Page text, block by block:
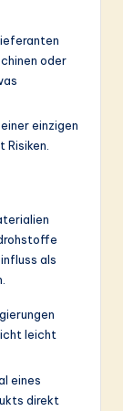
oder
einzigen
Risiken.
als
leicht
eines
direkt